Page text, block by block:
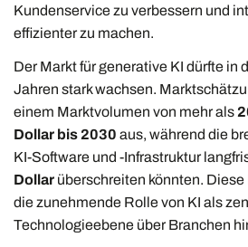
Kundenservice zu verbessern und
effizienter zu machen.
Der Markt für generative KI dürfte in
Jahren stark wachsen.
einem Marktvolumen von mehr als
Dollar bis 2030 aus, während die
KI-Software und -Infrastruktur
Dollar überschreiten könnten.
die zunehmende Rolle von KI als
Technologieebene über Branchen